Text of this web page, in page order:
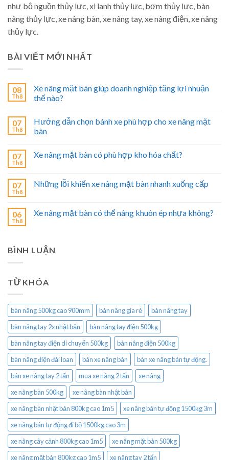
như bộ nguồn thủy lực, xi lanh thủy lực, bơm thủy lực, bàn
nâng thủy lực, xe nâng bàn, xe nâng tay, xe nâng điện, xe nâng
thủy lực.
BÀI VIẾT MỚI NHẤT
08
Th8
Xe nâng mặt bàn giúp doanh nghiệp tăng lợi nhuận
thế nào?
07
Th8
Hướng dẫn chọn bánh xe phù hợp cho xe nâng mặt
bàn
07
Th8
Xe nâng mặt bàn có phù hợp kho hóa chất?
07
Th8
Những lỗi khiến xe nâng mặt bàn nhanh xuống cấp
06
Th8
Xe nâng mặt bàn có thể nâng khuôn ép nhựa không?
BÌNH LUẬN
TỪ KHÓA
bàn nâng 500kg cao 900mm bàn nâng gía rẻ
bàn nâng tay
bàn nâng tay 2x nhật bản
bàn nâng tay điện 500kg
bàn nâng tay điện di chuyển 500kg
bàn nâng điện 500kg
bàn nâng điện đài loan
bán xe nâng bàn
bán xe nâng bán tự động.
bán xe nâng tay 2 tấn
mua xe nâng 2 tấn
xe nâng
xe nâng bàn 500kg
xe nâng bàn nhật bản
xe nâng bàn nhật bản 800kg cao 1m5
xe nâng bán tự động 1500kg 3m
xe nâng bán tự động đi bộ 1500kg cao 3m
xe nâng cây cảnh 800kg cao 1m5
xe nâng mặt bàn 500kg
xe nâng mặt bàn 800kg cao 1m5
xe nâng tay 2 tấn